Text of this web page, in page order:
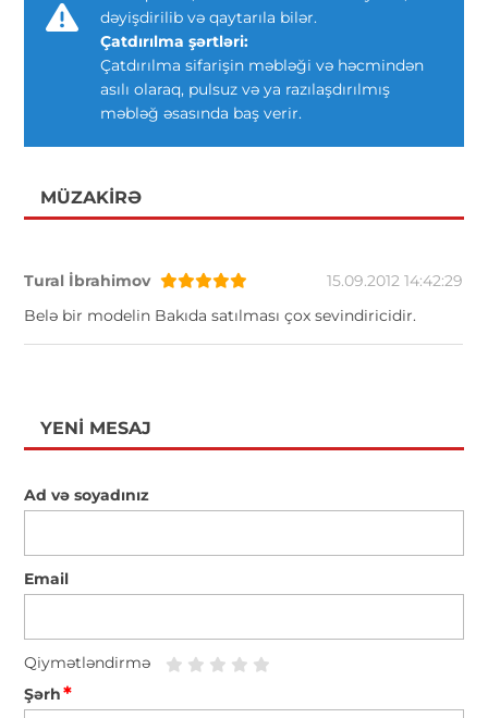
dəyişdirilib və qaytarıla bilər.
Çatdırılma şərtləri:
Çatdırılma sifarişin məbləği və həcmindən
asılı olaraq, pulsuz və ya razılaşdırılmış
məbləğ əsasında baş verir.
MÜZAKIRƏ
Tural İbrahimov
15.09.2012 14:42:29
Belə bir modelin Bakıda satılması çox sevindiricidir.
YENI MESAJ
Ad və soyadınız
Email
Qiymətləndirmə
Şərh*